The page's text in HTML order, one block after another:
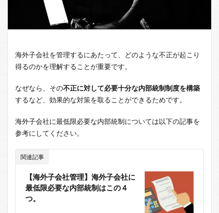
海外子会社を管理するにあたって、どのような不正が起こり
得るのかを理解することが重要です。
なぜなら、その不正に対して必要十分な内部統制制度を構築
するなど、効果的な対策を取ることができるためです。
海外子会社に最低限必要な内部統制については以下の記事を
参考にしてください。
関連記事
【海外子会社管理】海外子会社に
最低限必要な内部統制はこの４
つ。